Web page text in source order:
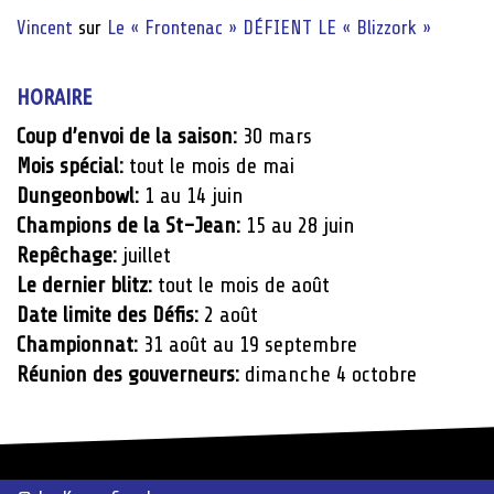
Vincent sur Le « Frontenac » DÉFIENT LE « Blizzork »
HORAIRE
Coup d’envoi de la saison: 30 mars
Mois spécial: tout le mois de mai
Dungeonbowl: 1 au 14 juin
Champions de la St-Jean: 15 au 28 juin
Repêchage: juillet
Le dernier blitz: tout le mois de août
Date limite des Défis: 2 août
Championnat: 31 août au 19 septembre
Réunion des gouverneurs: dimanche 4 octobre